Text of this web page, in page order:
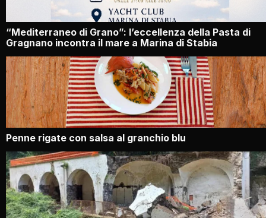
“Mediterraneo di Grano”: l’eccellenza della Pasta di
Gragnano incontra il mare a Marina di Stabia
Penne rigate con salsa al granchio blu